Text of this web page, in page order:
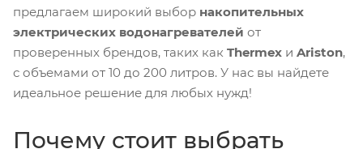
предлагаем широкий выбор накопительных
электрических водонагревателей от
проверенных брендов, таких как Thermex и Ariston,
с объемами от 10 до 200 литров. У нас вы найдете
идеальное решение для любых нужд!
Почему стоит выбрать